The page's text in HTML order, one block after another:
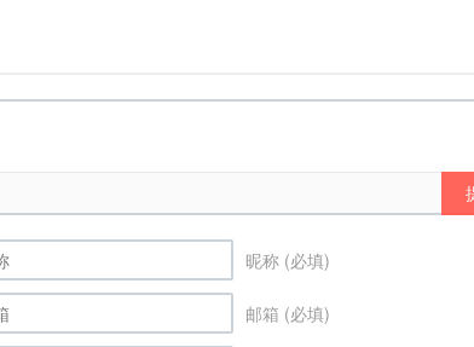
昵称 (必填)
邮箱 (必填)